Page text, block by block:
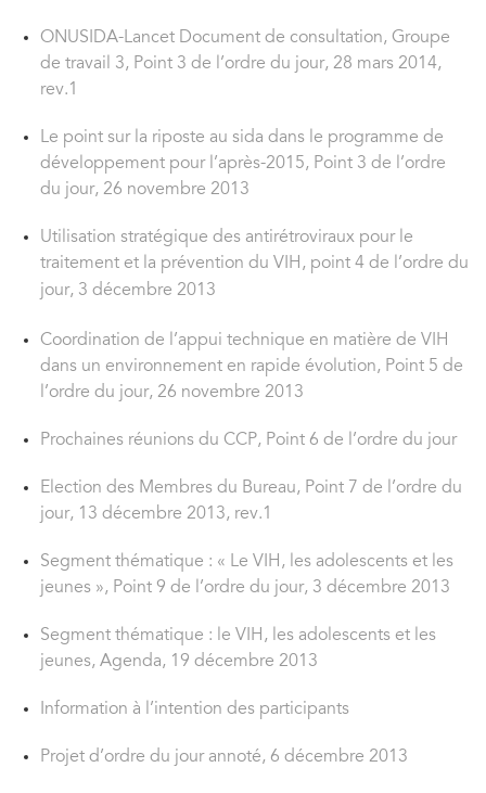
ONUSIDA-Lancet Document de consultation, Groupe
de travail 3, Point 3 de l’ordre du jour, 28 mars 2014,
rev.1
Le point sur la riposte au sida dans le programme de
développement pour l’après-2015, Point 3 de l’ordre
du jour, 26 novembre 2013
Utilisation stratégique des antirétroviraux pour le
traitement et la prévention du VIH, point 4 de l’ordre du
jour, 3 décembre 2013
Coordination de l’appui technique en matière de VIH
dans un environnement en rapide évolution, Point 5 de
l’ordre du jour, 26 novembre 2013
Prochaines réunions du CCP, Point 6 de l’ordre du jour
Election des Membres du Bureau, Point 7 de l’ordre du
jour, 13 décembre 2013, rev.1
Segment thématique : « Le VIH, les adolescents et les
jeunes », Point 9 de l’ordre du jour, 3 décembre 2013
Segment thématique : le VIH, les adolescents et les
jeunes, Agenda, 19 décembre 2013
Information à l’intention des participants
Projet d’ordre du jour annoté, 6 décembre 2013